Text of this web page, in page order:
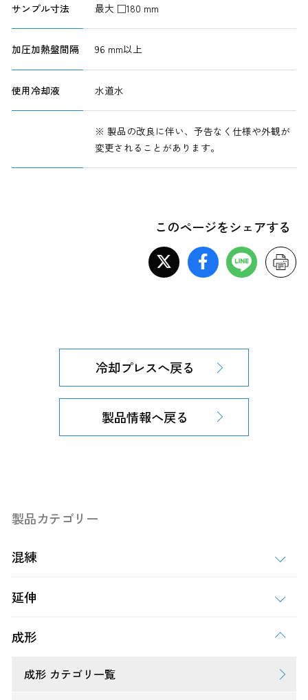
サンプル寸法 最大 □180 mm
加圧加熱盤間隔 96 mm以上
使用冷却液 水道水
※ 製品の改良に伴い、予告なく仕様や外観が
変更されることがあります。
このページをシェアする
冷却プレスへ戻る
製品情報へ戻る
製品カテゴリー
混練
延伸
成形
成形 カテゴリ一覧